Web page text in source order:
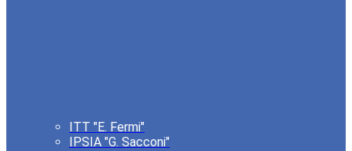
ITT "E. Fermi"
IPSIA "G. Sacconi"